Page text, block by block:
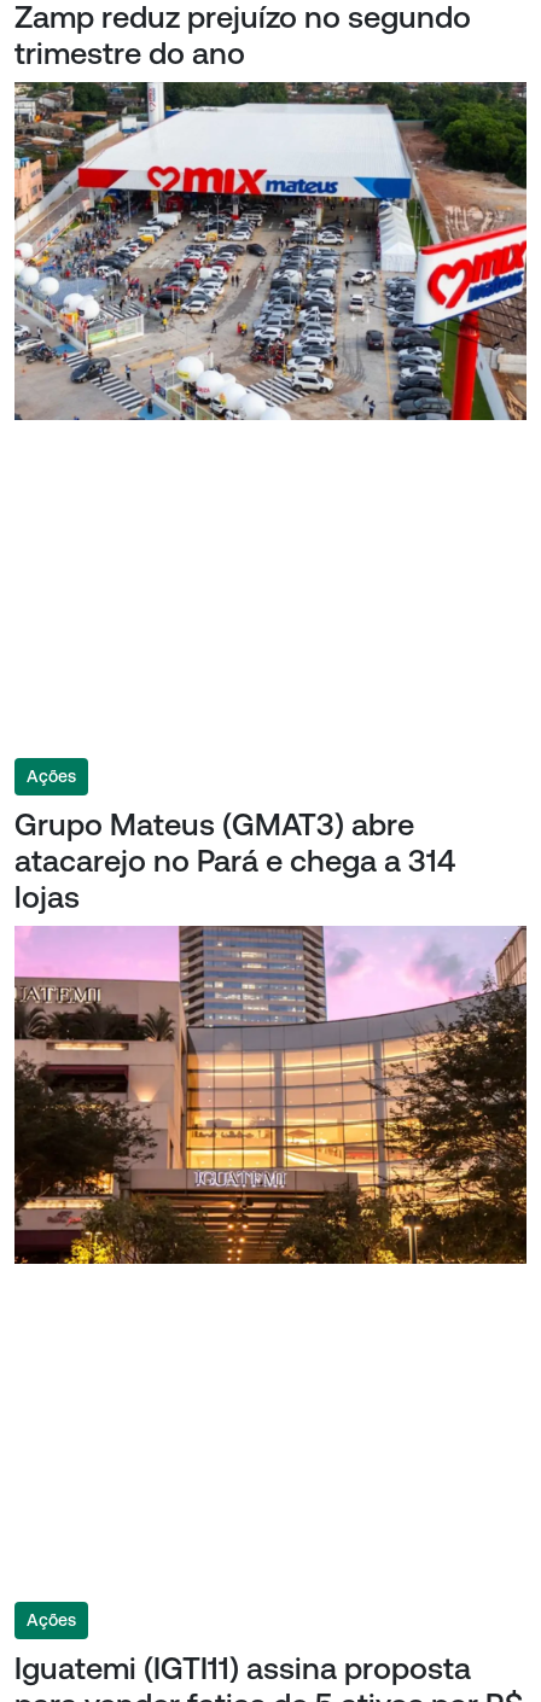
Zamp reduz prejuízo no segundo
trimestre do ano
Ações
Grupo Mateus (GMAT3) abre
atacarejo no Pará e chega a 314
lojas
Ações
Iguatemi (IGTI11) assina proposta